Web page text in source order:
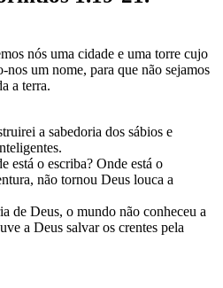
nós uma cidade e uma torre cujo
nos um nome, para que não sejamos
a terra.
a sabedoria dos sábios e
está o escriba? Onde está o
não tornou Deus louca a
de Deus, o mundo não conheceu a
a Deus salvar os crentes pela